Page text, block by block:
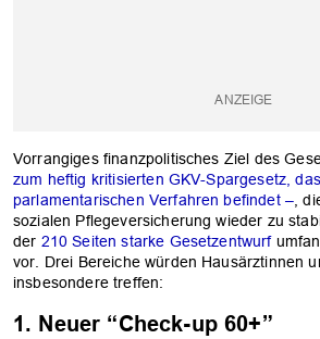
Vorrangiges finanzpolitisches Ziel des
zum heftig kritisierten GKV-Spargesetz,
parlamentarischen Verfahren befindet –,
sozialen Pflegeversicherung wieder zu
der 210 Seiten starke Gesetzentwurf
vor. Drei Bereiche würden Hausärztinnen
insbesondere treffen:
1. Neuer “Check-up 60+”